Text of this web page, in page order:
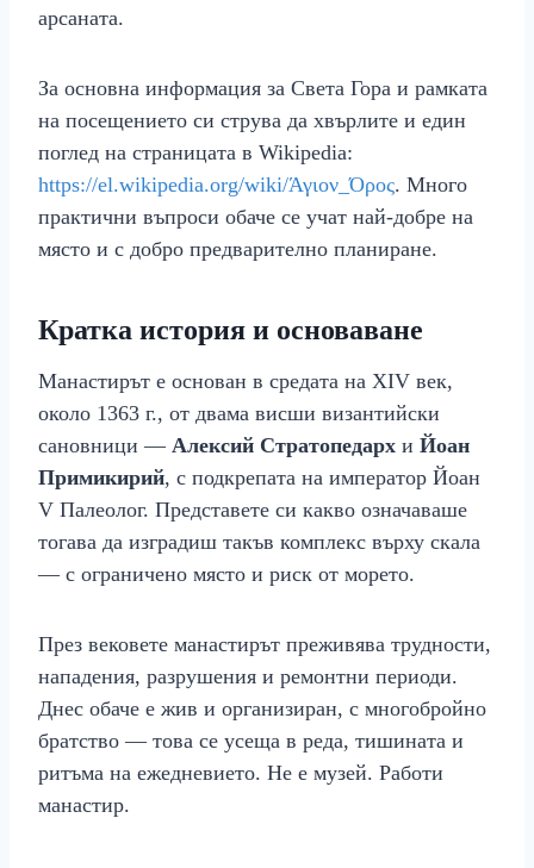
арсаната.
За основна информация за Света Гора и рамката
на посещението си струва да хвърлите и един
поглед на страницата в Wikipedia:
https://el.wikipedia.org/wiki/Άγιον_Όρος. Много
практични въпроси обаче се учат най-добре на
място и с добро предварително планиране.
Кратка история и основаване
Манастирът е основан в средата на XIV век,
около 1363 г., от двама висши византийски
сановници — Алексий Стратопедарх и Йоан
Примикирий, с подкрепата на император Йоан
V Палеолог. Представете си какво означаваше
тогава да изградиш такъв комплекс върху скала
— с ограничено място и риск от морето.
През вековете манастирът преживява трудности,
нападения, разрушения и ремонтни периоди.
Днес обаче е жив и организиран, с многобройно
братство — това се усеща в реда, тишината и
ритъма на ежедневието. Не е музей. Работи
манастир.